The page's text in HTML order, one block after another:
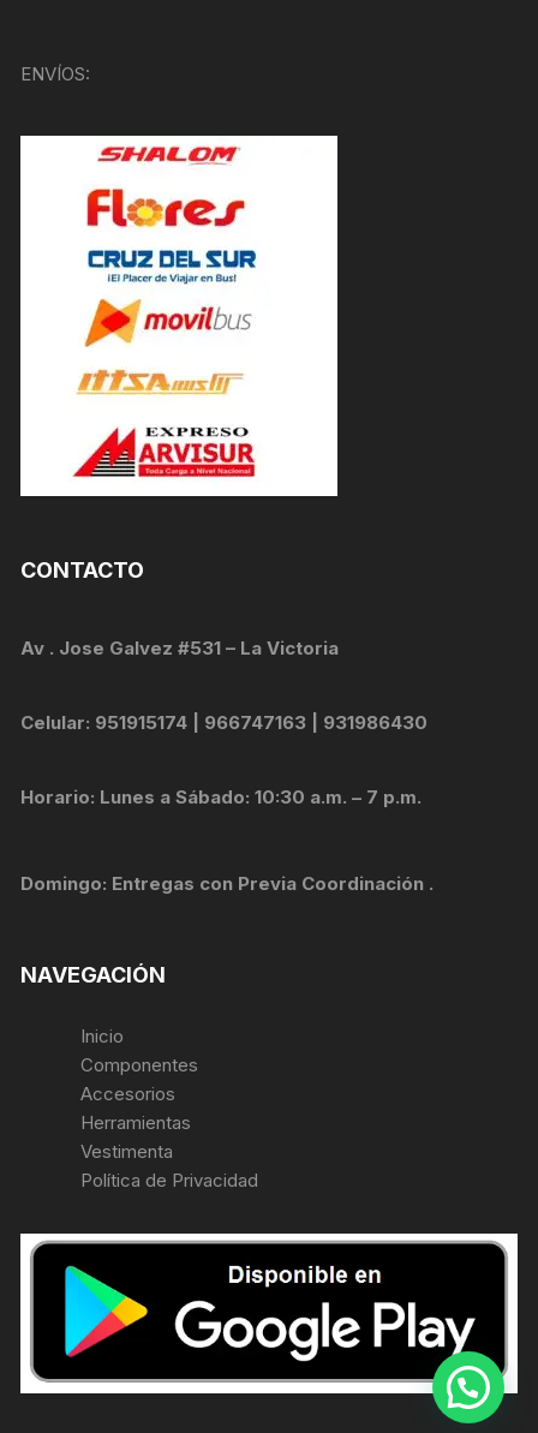
ENVÍOS:
CONTACTO
Av . Jose Galvez #531 – La Victoria
Celular: 951915174 | 966747163 | 931986430
Horario: Lunes a Sábado: 10:30 a.m. – 7 p.m.
Domingo: Entregas con Previa Coordinación .
NAVEGACIÓN
Inicio
Componentes
Accesorios
Herramientas
Vestimenta
Política de Privacidad